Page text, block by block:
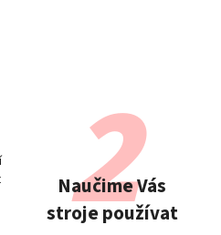
Naučime Vás
stroje používat